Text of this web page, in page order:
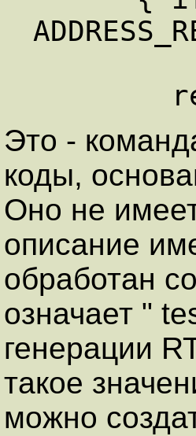
Это -
коды,
Оно не
описание
обработан
означает "
генерации
такое
можно